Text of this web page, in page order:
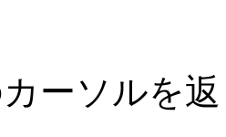
ーソルを